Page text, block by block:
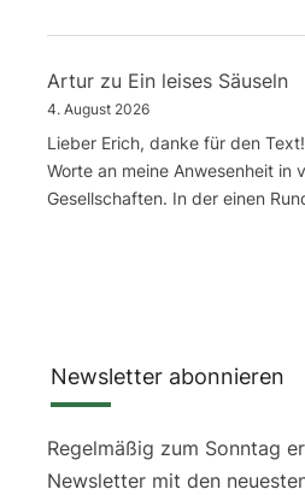
Artur zu Ein leises Säuseln
4. August 2026
Lieber Erich, danke für den
Worte an meine Anwesenheit in
Gesellschaften. In der einen
Newsletter abonnieren
Regelmäßig zum Sonntag
Newsletter mit den